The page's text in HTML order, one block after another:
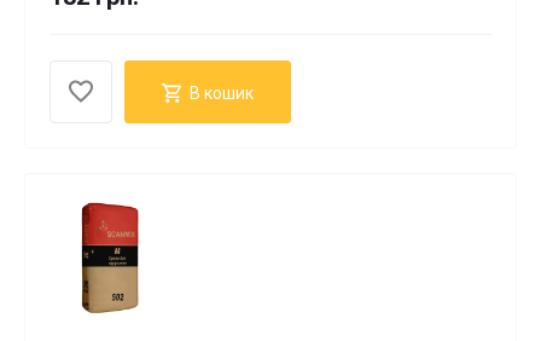
В кошик